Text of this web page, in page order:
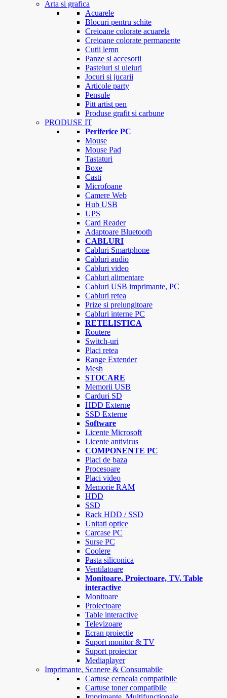
Arta si grafica
Acuarele
Blocuri pentru schite
Creioane colorate acuarela
Creioane colorate permanente
Cutii lemn
Panze si accesorii
Pasteluri si uleiuri
Jocuri si jucarii
Articole party
Pensule
Pitt artist pen
Produse grafit si carbune
PRODUSE IT
Periferice PC
Mouse
Mouse Pad
Tastaturi
Boxe
Casti
Microfoane
Camere Web
Hub USB
UPS
Card Reader
Adaptoare Bluetooth
CABLURI
Cabluri Smartphone
Cabluri audio
Cabluri video
Cabluri alimentare
Cabluri USB imprimante, PC
Cabluri retea
Prize si prelungitoare
Cabluri interne PC
RETELISTICA
Routere
Switch-uri
Placi retea
Range Extender
Mesh
STOCARE
Memorii USB
Carduri SD
HDD Externe
SSD Externe
Software
Licente Microsoft
Licente antivirus
COMPONENTE PC
Placi de baza
Procesoare
Placi video
Memorie RAM
HDD
SSD
Rack HDD / SSD
Unitati optice
Carcase PC
Surse PC
Coolere
Pasta siliconica
Ventilatoare
Monitoare, Proiectoare, TV, Table
interactive
Monitoare
Proiectoare
Table interactive
Televizoare
Ecran proiectie
Suport monitor & TV
Suport proiector
Mediaplayer
Imprimante, Scanere & Consumabile
Cartuse cerneala compatibile
Cartuse toner compatibile